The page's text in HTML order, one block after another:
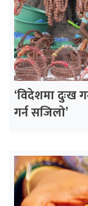
‘विदेशमा दुःख
गर्न सजिलो’